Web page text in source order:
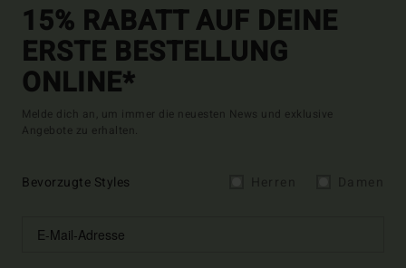
15% RABATT AUF DEINE
ERSTE BESTELLUNG
ONLINE*
Melde dich an, um immer die neuesten News und exklusive
Angebote zu erhalten.
Bevorzugte Styles